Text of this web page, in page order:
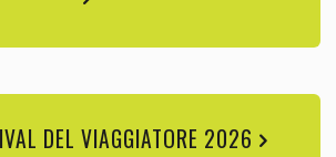
DEL VIAGGIATORE 2026